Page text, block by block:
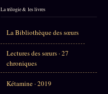
La trilogie & les livres
La Bibliothèque des sœurs
Lectures des sœurs · 27
chroniques
Kétamine · 2019